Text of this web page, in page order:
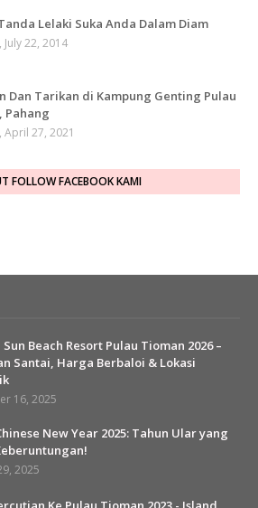
Lelaki Suka Anda Dalam Diam
22, 2014
Dan Tarikan di Kampung Genting Pulau
Pahang
April 27, 2021
FOLLOW FACEBOOK KAMI
Sun Beach Resort Pulau Tioman 2026 –
Santai, Harga Berbaloi & Lokasi
16, 2025
New Year 2025: Tahun Ular yang
2025